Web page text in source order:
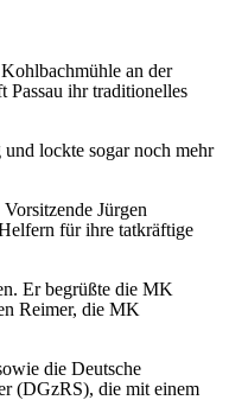
an der
Passau ihr traditionelles
lockte sogar noch mehr
Jürgen
für ihre tatkräftige
Er begrüßte die MK
Reimer, die MK
die Deutsche
(DGzRS), die mit einem